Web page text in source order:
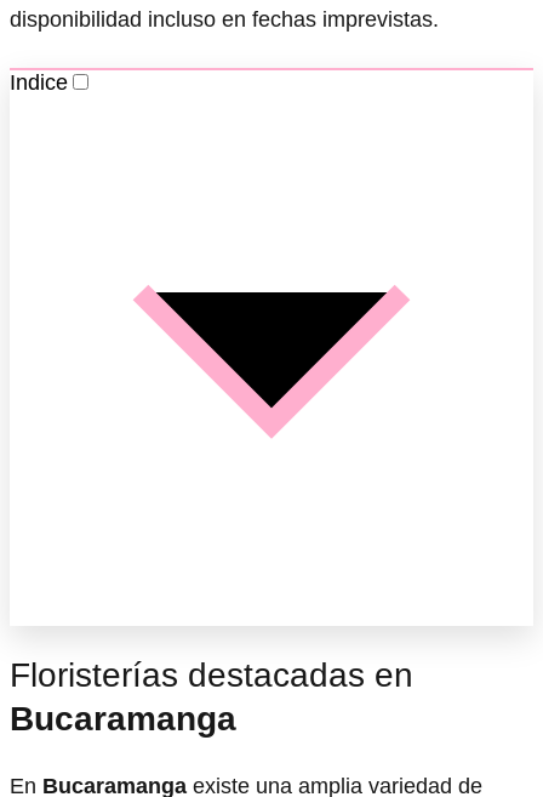
disponibilidad incluso en fechas imprevistas.
Indice
Floristerías destacadas en
Bucaramanga
En Bucaramanga existe una amplia variedad de